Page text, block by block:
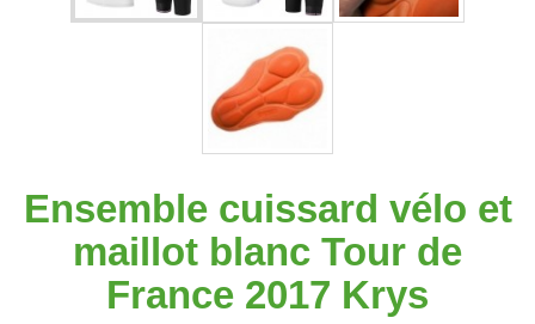
Ensemble cuissard vélo et
maillot blanc Tour de
France 2017 Krys